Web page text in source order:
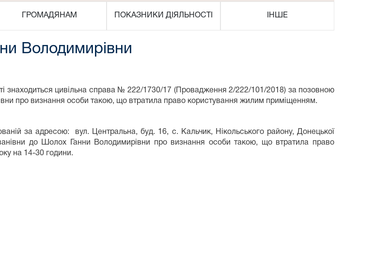
ГРОМАДЯНАМ ПОКАЗНИКИ ДІЯЛЬНОСТІ ІНШЕ
Володимирівни
знаходиться цивільна справа № 222/1730/17 (Провадження 2/222/101/2018) за позовною
про визнання особи такою, що втратила право користування жилим приміщенням.
за адресою: вул. Центральна, буд. 16, с. Кальчик, Нікольського району, Донецької
до Шолох Ганни Володимирівни про визнання особи такою, що втратила право
на 14-30 години.